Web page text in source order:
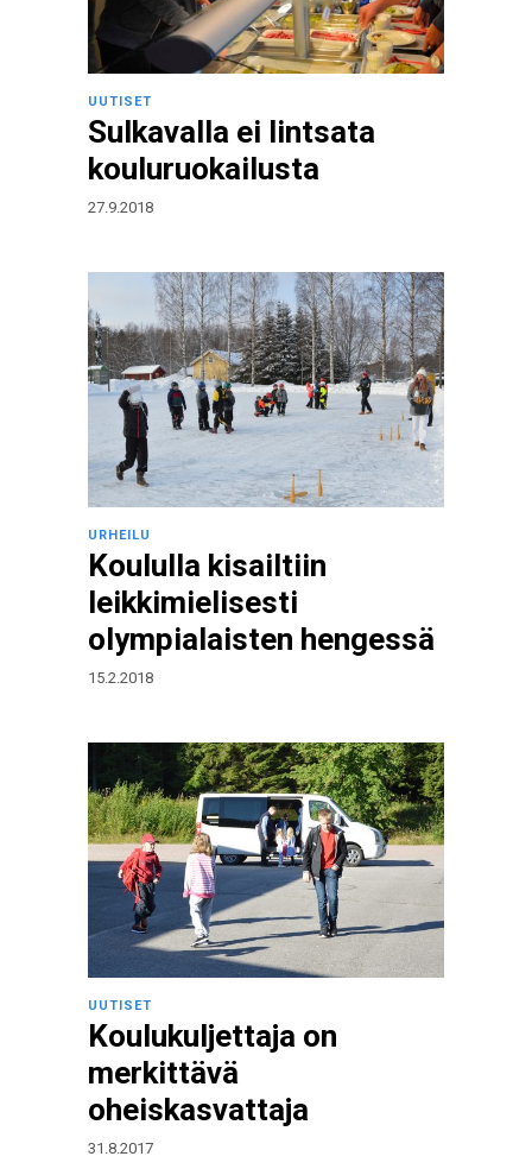
UUTISET
Sulkavalla ei lintsata
kouluruokailusta
27.9.2018
URHEILU
Koululla kisailtiin
leikkimielisesti
olympialaisten hengessä
15.2.2018
UUTISET
Koulukuljettaja on
merkittävä
oheiskasvattaja
31.8.2017